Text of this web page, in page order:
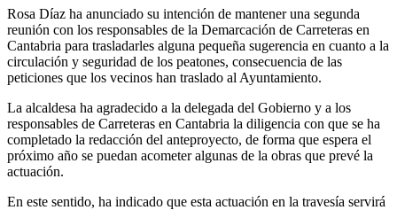
Rosa Díaz ha anunciado su intención de mantener una segunda
reunión con los responsables de la Demarcación de Carreteras en
Cantabria para trasladarles alguna pequeña sugerencia en cuanto a la
circulación y seguridad de los peatones, consecuencia de las
peticiones que los vecinos han traslado al Ayuntamiento.
La alcaldesa ha agradecido a la delegada del Gobierno y a los
responsables de Carreteras en Cantabria la diligencia con que se ha
completado la redacción del anteproyecto, de forma que espera el
próximo año se puedan acometer algunas de la obras que prevé la
actuación.
En este sentido, ha indicado que esta actuación en la travesía servirá